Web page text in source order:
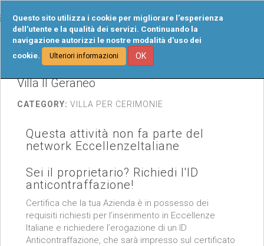
Questo sito utilizza i cookie per migliorare l'esperienza
dell'utente e la qualità dei servizi. Continuando la
navigazione autorizzi le nostre modalità d'uso dei
cookie.
Ulteriori informazioni OK
Villa Il Geraneo
CATEGORY: VILLA PER CERIMONIE
Questa attività non fa parte del
network EccellenzeItaliane
Sei il proprietario? Richiedi l'ID
anticontraffazione!
Certifica che la tua Azienda è in possesso dei
requisiti richiesti per l’inserimento in Eccellenze
Italiane e richiedere l’erogazione di un ID
Anticontraffazione, che sarà impresso sul certificato